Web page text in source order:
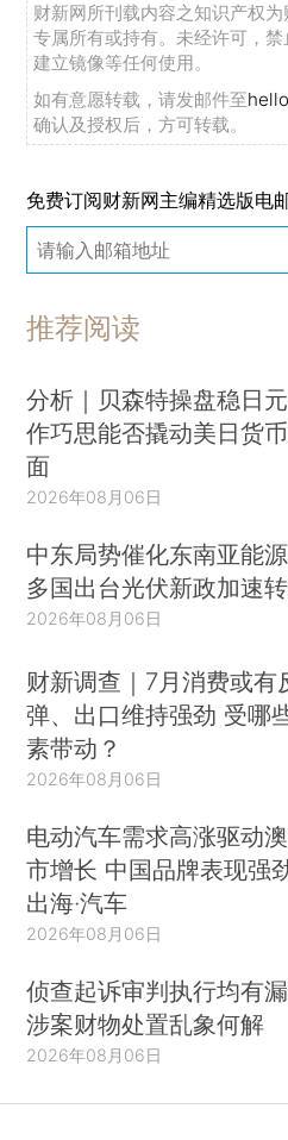
财新网所刊载内容之知识产权
专属所有或持有。未经许可，
建立镜像等任何使用。
如有意愿转载，请发邮件至
确认及授权后，方可转载。
免费订阅财新网主编精选版电
推荐阅读
分析｜贝森特操盘稳日
作巧思能否撬动美日货
面
2026年08月06日
中东局势催化东南亚能
多国出台光伏新政加速
2026年08月06日
财新调查｜7月消费或有
弹、出口维持强劲 受哪
素带动？
2026年08月06日
电动汽车需求高涨驱动
市增长 中国品牌表现强
出海·汽车
2026年08月06日
侦查起诉审判执行均有
涉案财物处置乱象何解
2026年08月06日